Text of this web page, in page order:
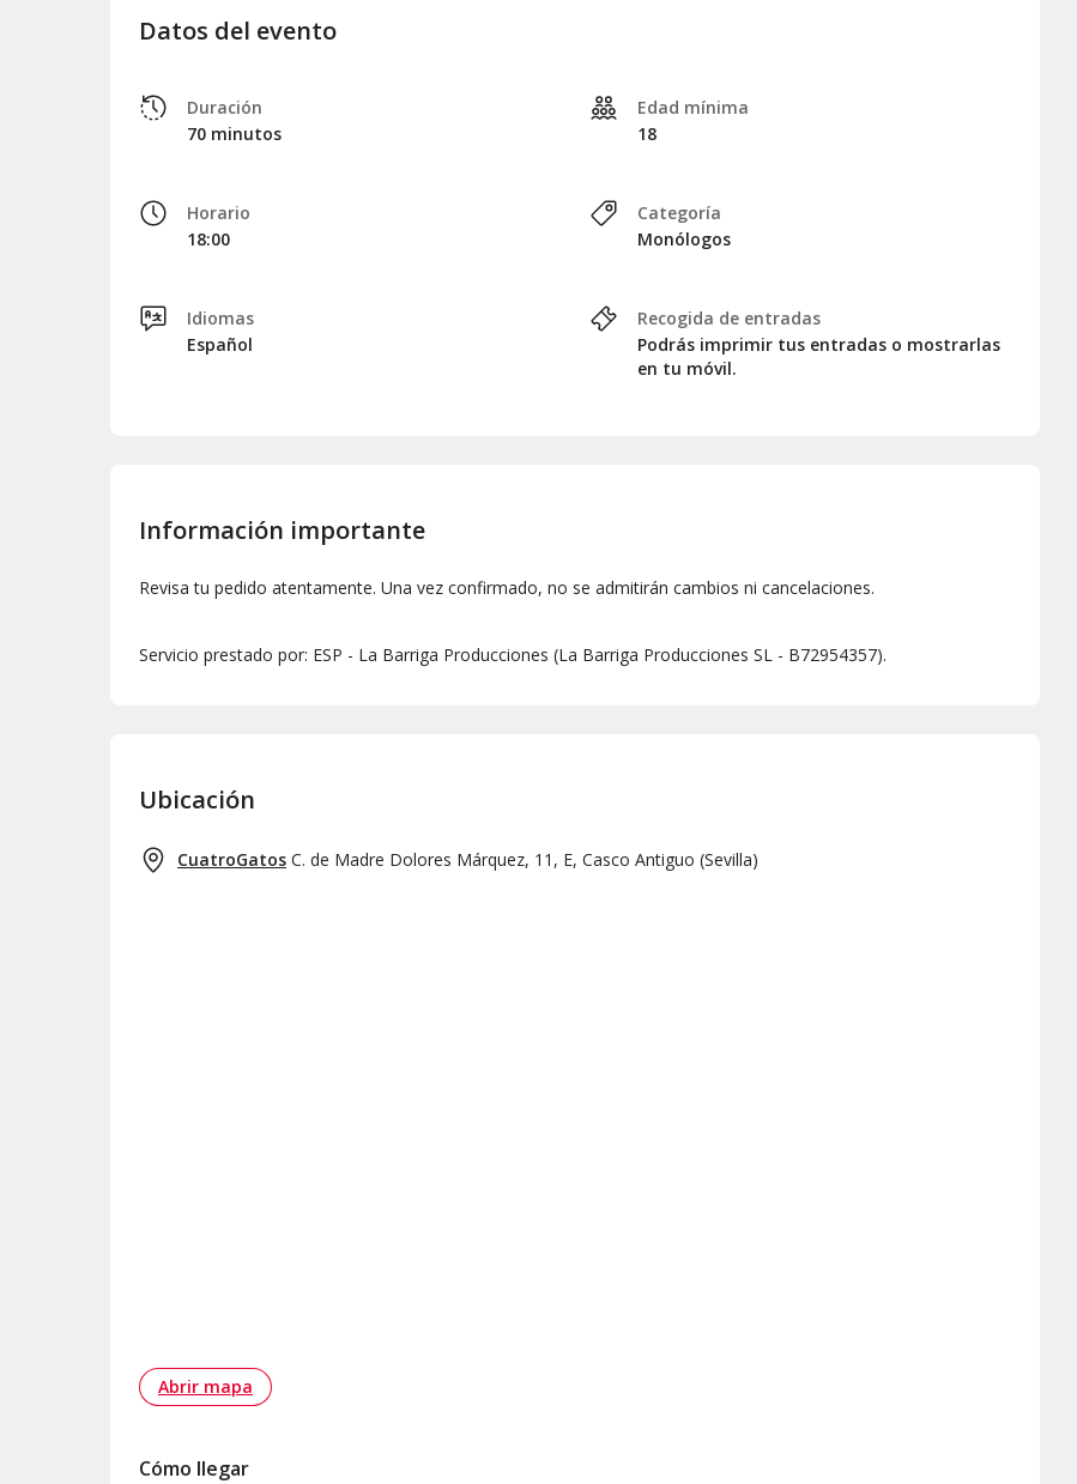
Datos del evento
Duración
70 minutos
Horario
18:00
Idiomas
Español
Edad mínima
18
Categoría
Monólogos
Recogida de entradas
Podrás imprimir tus entradas o mostrarlas
en tu móvil.
Información importante
Revisa tu pedido atentamente. Una vez confirmado, no se admitirán cambios ni cancelaciones.
Servicio prestado por: ESP - La Barriga Producciones (La Barriga Producciones SL - B72954357).
Ubicación
CuatroGatos C. de Madre Dolores Márquez, 11, E, Casco Antiguo (Sevilla)
Abrir mapa
Cómo llegar